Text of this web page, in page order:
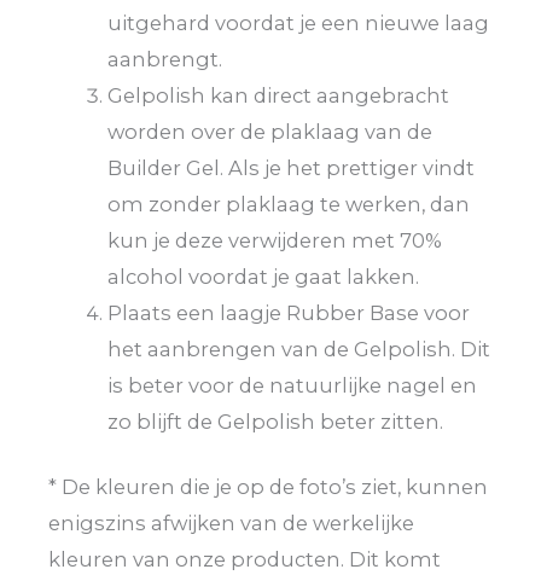
uitgehard voordat je een nieuwe laag
aanbrengt.
Gelpolish kan direct aangebracht
worden over de plaklaag van de
Builder Gel. Als je het prettiger vindt
om zonder plaklaag te werken, dan
kun je deze verwijderen met 70%
alcohol voordat je gaat lakken.
Plaats een laagje Rubber Base voor
het aanbrengen van de Gelpolish. Dit
is beter voor de natuurlijke nagel en
zo blijft de Gelpolish beter zitten.
* De kleuren die je op de foto’s ziet, kunnen
enigszins afwijken van de werkelijke
kleuren van onze producten. Dit komt